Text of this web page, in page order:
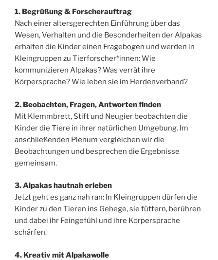
1. Begrüßung & Forscherauftrag
Nach einer altersgerechten Einführung über das
Wesen, Verhalten und die Besonderheiten der Alpakas
erhalten die Kinder einen Fragebogen und werden in
Kleingruppen zu Tierforscher*innen: Wie
kommunizieren Alpakas? Was verrät ihre
Körpersprache? Wie leben sie im Herdenverband?
2. Beobachten, Fragen, Antworten finden
Mit Klemmbrett, Stift und Neugier beobachten die
Kinder die Tiere in ihrer natürlichen Umgebung. Im
anschließenden Plenum vergleichen wir die
Beobachtungen und besprechen die Ergebnisse
gemeinsam.
3. Alpakas hautnah erleben
Jetzt geht es ganz nah ran: In Kleingruppen dürfen die
Kinder zu den Tieren ins Gehege, sie füttern, berühren
und dabei ihr Feingefühl und ihre Körpersprache
schärfen.
4. Kreativ mit Alpakawolle